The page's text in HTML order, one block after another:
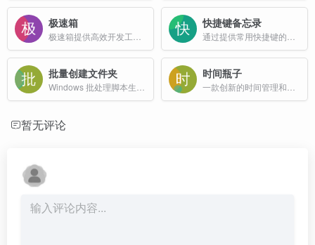
极速箱 快捷键备忘录
批量创建文件夹 时间瓶子
暂无评论